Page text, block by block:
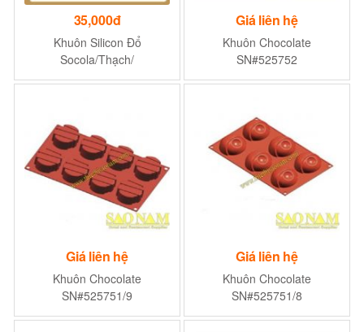
35,000đ
Khuôn Silicon Đổ
Socola/Thạch/
Đá/Kẹochipchip/Pudding
Giá liên hệ
Khuôn Chocolate
SN#525752
Giá liên hệ
Khuôn Chocolate
SN#525751/9
Giá liên hệ
Khuôn Chocolate
SN#525751/8